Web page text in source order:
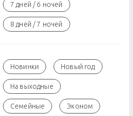
7 дней / 6 ночей
8 дней / 7 ночей
Новинки Новый год
На выходные
Семейные Эконом